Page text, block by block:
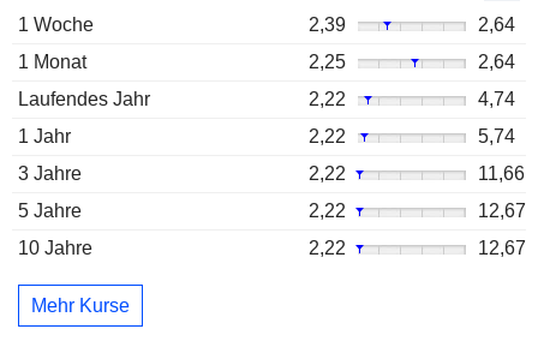
1 Woche 2,39
2,64
1 Monat
2,25
2,64
Laufendes Jahr
2,22
4,74
1 Jahr
2,22
5,74
3 Jahre
2,22
11,66
5 Jahre
2,22
12,67
10 Jahre
2,22 12,67
Mehr Kurse